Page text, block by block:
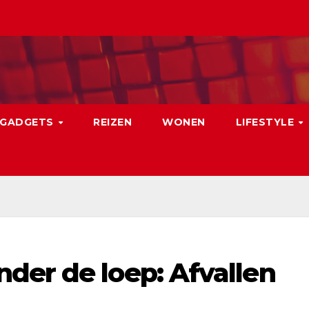
GADGETS REIZEN WONEN LIFESTYLE
de loep: Afvallen